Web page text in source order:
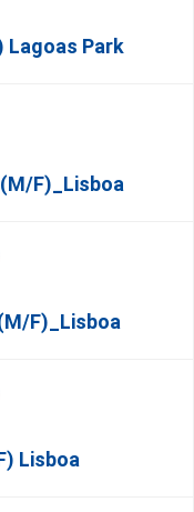
Park
(m/f)_Lisboa
f)_Lisboa
Lisboa